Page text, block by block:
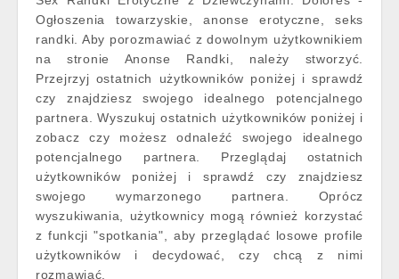
Ogłoszenia towarzyskie, anonse erotyczne, seks
randki. Aby porozmawiać z dowolnym użytkownikiem
na stronie Anonse Randki, należy stworzyć.
Przejrzyj ostatnich użytkowników poniżej i sprawdź
czy znajdziesz swojego idealnego potencjalnego
partnera. Wyszukuj ostatnich użytkowników poniżej i
zobacz czy możesz odnaleźć swojego idealnego
potencjalnego partnera. Przeglądaj ostatnich
użytkowników poniżej i sprawdź czy znajdziesz
swojego wymarzonego partnera. Oprócz
wyszukiwania, użytkownicy mogą również korzystać
z funkcji "spotkania", aby przeglądać losowe profile
użytkowników i decydować, czy chcą z nimi
rozmawiać.